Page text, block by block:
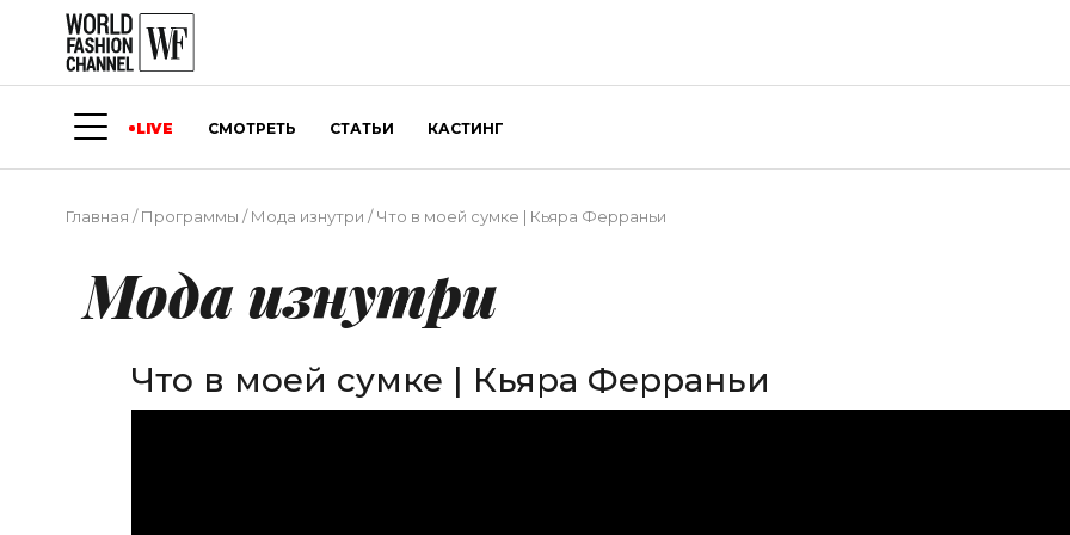
LIVE СМОТРЕТЬ СТАТЬИ КАСТИНГ
Главная /Программы /Мода изнутри /Что в моей сумке | Кьяра Ферраньи
Мода изнутри
Что в моей сумке | Кьяра Ферраньи